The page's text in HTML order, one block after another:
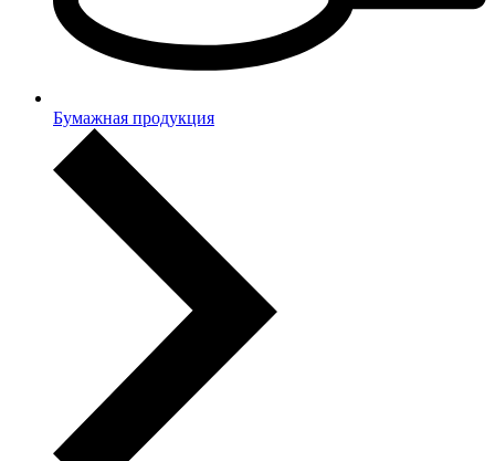
Бумажная продукция